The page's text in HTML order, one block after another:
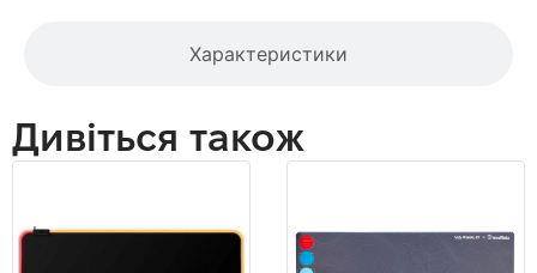
Характеристики
Дивіться також